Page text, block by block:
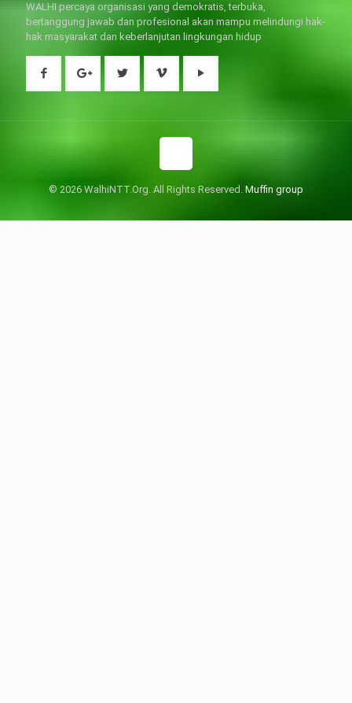
WALHI percaya organisasi yang demokratis, terbuka,
bertanggung jawab dan profesional akan mampu melindungi hak-
hak masyarakat dan keberlanjutan lingkungan hidup
© 2026 WalhiNTT.Org. All Rights Reserved. Muffin group